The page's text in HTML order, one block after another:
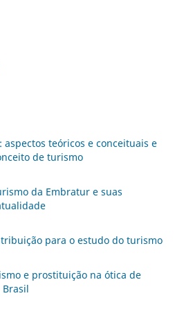
teóricos e conceituais e
de turismo
da Embratur e suas
para o estudo do turismo
e prostituição na ótica de